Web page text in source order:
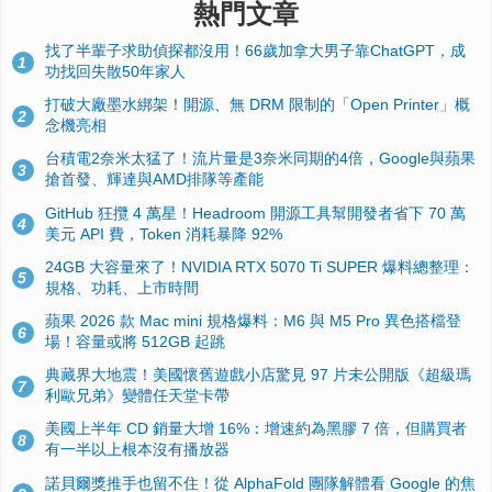
熱門文章
1
找了半輩子求助偵探都沒用！66歲加拿大男子靠ChatGPT，成
功找回失散50年家人
2
打破大廠墨水綁架！開源、無 DRM 限制的「Open Printer」概
念機亮相
3
台積電2奈米太猛了！流片量是3奈米同期的4倍，Google與蘋果
搶首發、輝達與AMD排隊等產能
4
GitHub 狂攬 4 萬星！Headroom 開源工具幫開發者省下 70 萬
美元 API 費，Token 消耗暴降 92%
5
24GB 大容量來了！NVIDIA RTX 5070 Ti SUPER 爆料總整理：
規格、功耗、上市時間
6
蘋果 2026 款 Mac mini 規格爆料：M6 與 M5 Pro 異色搭檔登
場！容量或將 512GB 起跳
7
典藏界大地震！美國懷舊遊戲小店驚見 97 片未公開版《超級瑪
利歐兄弟》變體任天堂卡帶
8
美國上半年 CD 銷量大增 16%：增速約為黑膠 7 倍，但購買者
有一半以上根本沒有播放器
諾貝爾獎推手也留不住！從 AlphaFold 團隊解體看 Google 的焦